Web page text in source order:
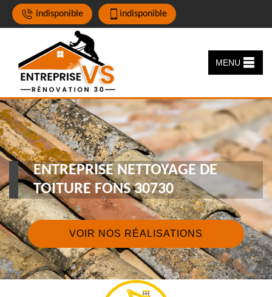
indisponible indisponible
MENU
ENTREPRISE NETTOYAGE DE
TOITURE FONS 30730
VOIR NOS RÉALISATIONS